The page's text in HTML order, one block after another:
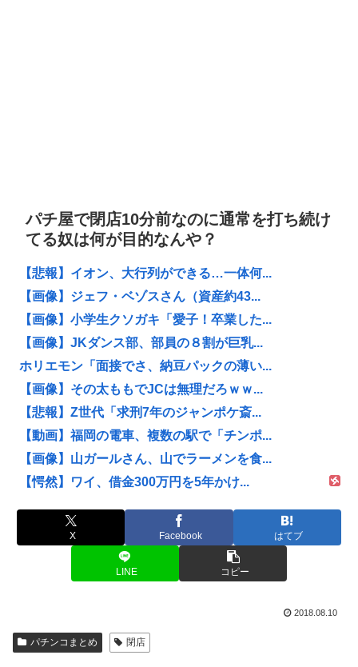
パチ屋で閉店10分前なのに通常を打ち続け
てる奴は何が目的なんや？
【悲報】イオン、大行列ができる…一体何...
【画像】ジェフ・ベゾスさん（資産約43...
【画像】小学生クソガキ「愛子！卒業した...
【画像】JKダンス部、部員の８割が巨乳...
ホリエモン「面接でさ、納豆パックの薄い...
【画像】その太ももでJCは無理だろｗｗ...
【悲報】Z世代「求刑7年のジャンポケ斎...
【動画】福岡の電車、複数の駅で「チンポ...
【画像】山ガールさん、山でラーメンを食...
【愕然】ワイ、借金300万円を5年かけ...
X Facebook はてブ
LINE コピー
2018.08.10
パチンコまとめ 閉店